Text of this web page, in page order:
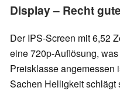
Display – Recht
Der IPS-Screen mit 6,52
eine 720p-Auflösung,
Preisklasse angemessen
Sachen Helligkeit schlägt